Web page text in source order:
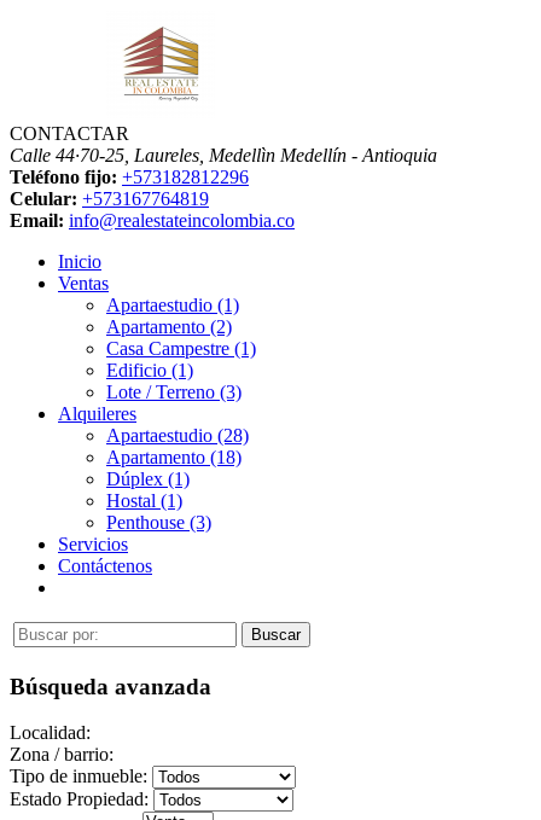
CONTACTAR
Calle 44·70-25, Laureles, Medellìn Medellín - Antioquia
Teléfono fijo: +573182812296
Celular: +573167764819
Email: info@realestateincolombia.co
Inicio
Ventas
Apartaestudio (1)
Apartamento (2)
Casa Campestre (1)
Edificio (1)
Lote / Terreno (3)
Alquileres
Apartaestudio (28)
Apartamento (18)
Dúplex (1)
Hostal (1)
Penthouse (3)
Servicios
Contáctenos
Búsqueda avanzada
Localidad:
Zona / barrio:
Tipo de inmueble:
Estado Propiedad: